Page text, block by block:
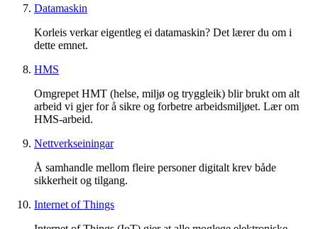
Datamaskin
Korleis verkar eigentleg ei datamaskin? Det lærer du om i
dette emnet.
HMS
Omgrepet HMT (helse, miljø og tryggleik) blir brukt om alt
arbeid vi gjer for å sikre og forbetre arbeidsmiljøet. Lær om
HMS-arbeid.
Nettverkseiningar
Å samhandle mellom fleire personer digitalt krev både
sikkerheit og tilgang.
Internet of Things